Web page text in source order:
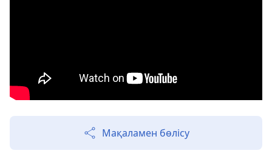
Мақаламен бөлісу